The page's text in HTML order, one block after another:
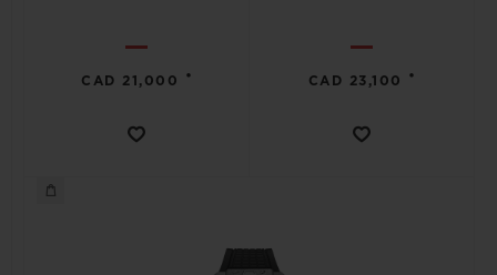
CAD 21,000 • CAD 23,100 •